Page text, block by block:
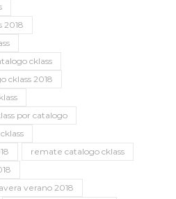
2018
cklass
cklass 2018
por catalogo
remate catalogo cklass
verano 2018